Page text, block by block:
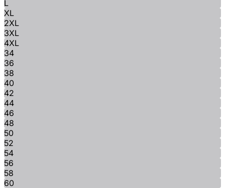
L
XL
2XL
3XL
4XL
34
36
38
40
42
44
46
48
50
52
54
56
58
60